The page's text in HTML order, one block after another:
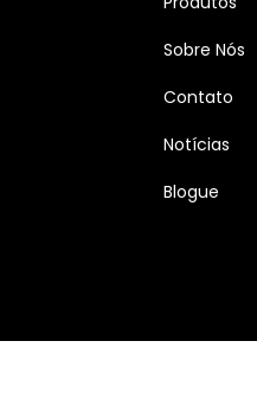
Sobre Nós
Contato
Notícias
Blogue